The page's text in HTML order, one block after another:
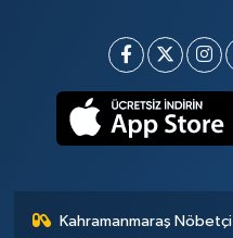
Kahramanmaraş Nöbetçi